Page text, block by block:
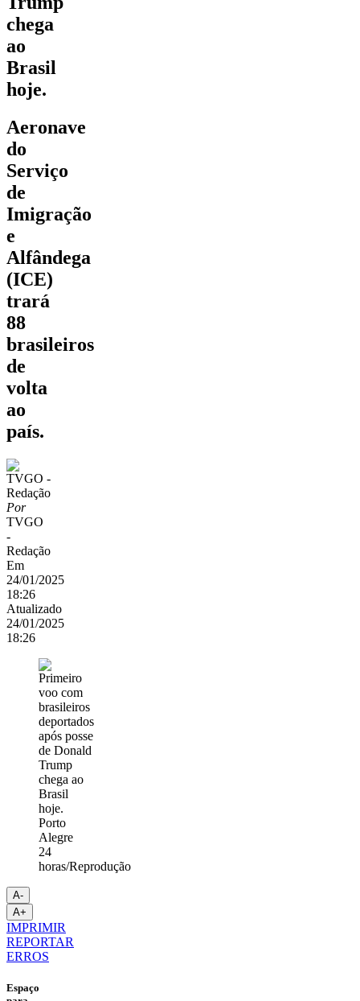
chega
ao
Brasil
hoje.
Aeronave
do
Serviço
de
Imigração
e
Alfândega
(ICE)
trará
88
brasileiros
de
volta
ao
país.
Por
TVGO
-
Redação
Em
24/01/2025
18:26
Atualizado
24/01/2025
18:26
Porto
Alegre
24
horas/Reprodução
A-
A+
IMPRIMIR
REPORTAR
ERROS
Espaço